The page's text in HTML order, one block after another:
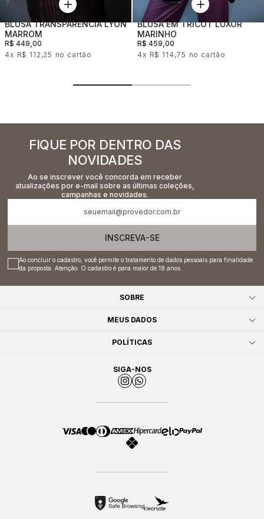
BLUSA TRANSPARENCIA LYON
MARROM
R$ 449,00
4x R$ 112,25
BLUSA EM TRICOT LUXOR
MARINHO
R$ 459,00
4x R$ 114,75
FIQUE POR DENTRO DAS
NOVIDADES
Ao se inscrever você concorda em receber
atualizações por e-mail sobre as últimas coleções,
campanhas e novidades.
INSCREVA-SE
Ao concluir o cadastro, você permite o tratamento de dados pessoais para finalidade
da proposta. Atenção: O cadastro é para maior de 18 anos.
SOBRE
MEUS DADOS
POLÍTICAS
SIGA-NOS